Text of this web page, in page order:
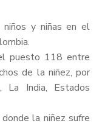
niños y niñas en el
puesto 118 entre
de la niñez, por
La India, Estados
la niñez sufre